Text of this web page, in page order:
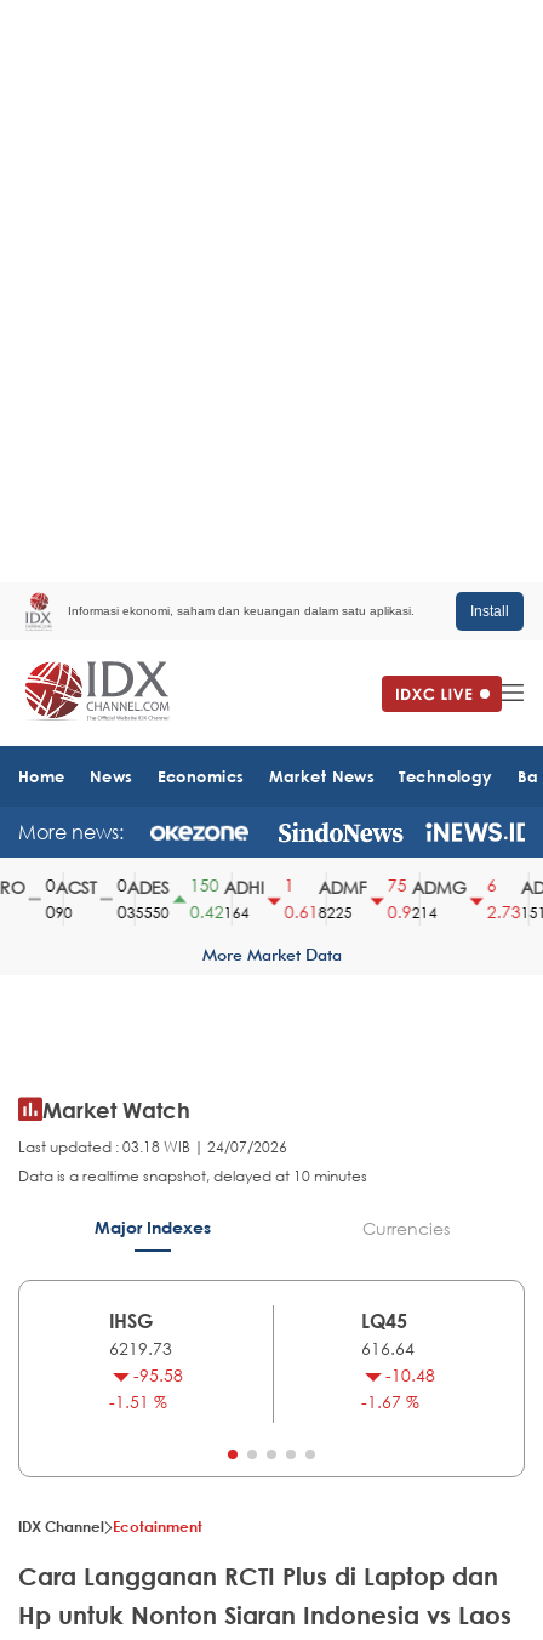
Informasi ekonomi, saham dan keuangan dalam satu aplikasi. Install
Home News Economics Market News Technology
More news:
ACST
90
ADES
35550
150
0.42
ADHI
164
0.61
ADMF
8225
75
0.9
ADMG
214
2.731510
More Market Data
Market Watch
Last updated : 03.18 WIB | 24/07/2026
Data is a realtime snapshot, delayed at 10 minutes
Major Indexes Currencies
IHSG
6219.73
-95.58
-1.51 %
LQ45
616.64
-10.48
-1.67 %
IDX Channel Ecotainment
Cara Langganan RCTI Plus di Laptop dan
Hp untuk Nonton Siaran Indonesia vs Laos